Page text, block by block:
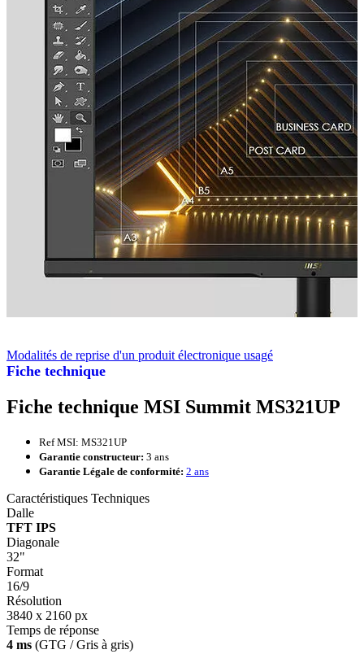
Fiche technique
Modalités de reprise d'un produit électronique usagé
Fiche technique MSI Summit MS321UP
Ref MSI: MS321UP
Garantie constructeur: 3 ans
Garantie Légale de conformité: 2 ans
Caractéristiques Techniques
Dalle
TFT IPS
Diagonale
32"
Format
16/9
Résolution
3840 x 2160 px
Temps de réponse
4 ms (GTG / Gris à gris)